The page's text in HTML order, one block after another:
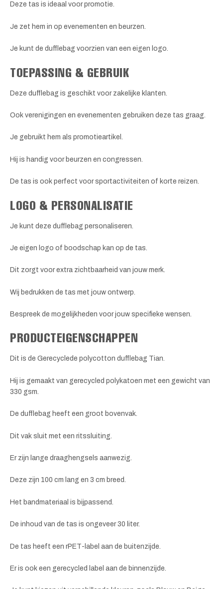
Deze tas is ideaal voor promotie.
Je zet hem in op evenementen en beurzen.
Je kunt de dufflebag voorzien van een eigen logo.
TOEPASSING & GEBRUIK
Deze dufflebag is geschikt voor zakelijke klanten.
Ook verenigingen en evenementen gebruiken deze tas graag.
Je gebruikt hem als promotieartikel.
Hij is handig voor beurzen en congressen.
De tas is ook perfect voor sportactiviteiten of korte reizen.
LOGO & PERSONALISATIE
Je kunt deze dufflebag personaliseren.
Je eigen logo of boodschap kan op de tas.
Dit zorgt voor extra zichtbaarheid van jouw merk.
Wij bedrukken de tas met jouw ontwerp.
Bespreek de mogelijkheden voor jouw specifieke wensen.
PRODUCTEIGENSCHAPPEN
Dit is de Gerecyclede polycotton dufflebag Tian.
Hij is gemaakt van gerecycled polykatoen met een gewicht van
330 gsm.
De dufflebag heeft een groot bovenvak.
Dit vak sluit met een ritssluiting.
Er zijn lange draaghengsels aanwezig.
Deze zijn 100 cm lang en 3 cm breed.
Het bandmateriaal is bijpassend.
De inhoud van de tas is ongeveer 30 liter.
De tas heeft een rPET-label aan de buitenzijde.
Er is ook een gerecycled label aan de binnenzijde.